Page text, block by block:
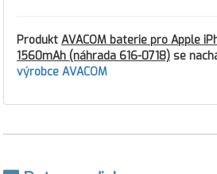
Produkt AVACOM baterie pro Apple
1560mAh (náhrada 616-0718) se
výrobce AVACOM